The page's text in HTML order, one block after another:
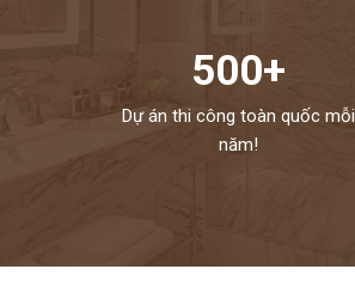
500+
Dự án thi công toàn quốc mỗi
năm!